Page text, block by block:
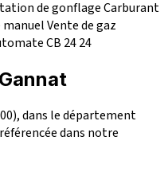
de gonflageCarburant
manuelVente de gaz
CB 2424
dans le département
dans notre